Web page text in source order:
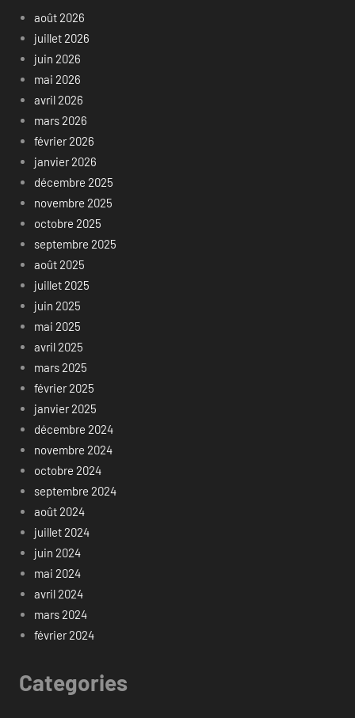
août 2026
juillet 2026
juin 2026
mai 2026
avril 2026
mars 2026
février 2026
janvier 2026
décembre 2025
novembre 2025
octobre 2025
septembre 2025
août 2025
juillet 2025
juin 2025
mai 2025
avril 2025
mars 2025
février 2025
janvier 2025
décembre 2024
novembre 2024
octobre 2024
septembre 2024
août 2024
juillet 2024
juin 2024
mai 2024
avril 2024
mars 2024
février 2024
Categories